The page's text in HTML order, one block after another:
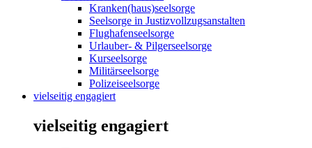
Kranken(haus)seelsorge
Seelsorge in Justizvollzugsanstalten
Flughafenseelsorge
Urlauber- & Pilgerseelsorge
Kurseelsorge
Militärseelsorge
Polizeiseelsorge
vielseitig engagiert
vielseitig engagiert